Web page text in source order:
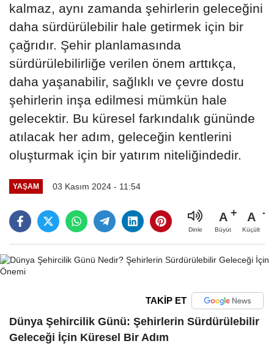
kalmaz, aynı zamanda şehirlerin geleceğini
daha sürdürülebilir hale getirmek için bir
çağrıdır. Şehir planlamasında
sürdürülebilirliğe verilen önem arttıkça,
daha yaşanabilir, sağlıklı ve çevre dostu
şehirlerin inşa edilmesi mümkün hale
gelecektir. Bu küresel farkındalık gününde
atılacak her adım, geleceğin kentlerini
oluşturmak için bir yatırım niteliğindedir.
YAŞAM 03 Kasım 2024 - 11:54
Dinle
A
Büyüt
A
Küçült
TAKİP ET
Dünya Şehircilik Günü: Şehirlerin Sürdürülebilir
Geleceği İçin Küresel Bir Adım